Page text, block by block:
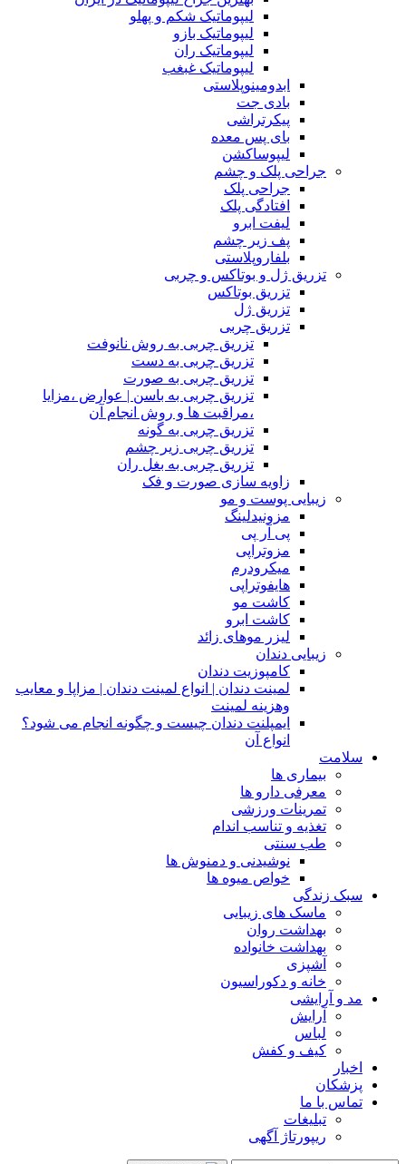
لیپوماتیک شکم و پهلو
لیپوماتیک بازو
لیپوماتیک ران
لیپوماتیک غبغب
ابدومینوپلاستی
بادی‌ جت
پیکرتراشی
بای پس معده
لیپوساکشن
جراحی پلک و چشم
جراحی پلک
افتادگی پلک
لیفت ابرو
پف زیر چشم
بلفاروپلاستی
تزریق ژل و بوتاکس و چربی
تزریق بوتاکس
تزریق ژل
تزریق چربی
تزریق چربی به روش نانوفت
تزریق چربی به دست
تزریق چربی به صورت
تزریق چربی به باسن | عوارض ،مزایا
،مراقبت ها و روش انجام آن
تزریق چربی به گونه
تزریق چربی زیر چشم
تزریق چربی به بغل ران
زاویه سازی صورت و فک
زیبایی پوست و مو
مزونیدلینگ
پی آر پی
مزوتراپی
میکرودرم
هایفوتراپی
کاشت مو
کاشت ابرو
لیزر موهای زائد
زیبایی دندان
کامپوزیت دندان
لمینت دندان | انواع لمینت دندان | مزاپا و معایب
وهزینه لمینت
ایمپلنت دندان چیست و چگونه انجام می شود؟
انواع آن
سلامت
بیماری ها
معرفی دارو ها
تمرینات ورزشی
تغذیه و تناسب اندام
طب سنتی
نوشیدنی و دمنوش ها
خواص میوه ها
سبک زندگی
ماسک های زیبایی
بهداشت روان
بهداشت خانواده
آشپزی
خانه و دکوراسیون
مد و آرایشی
آرایش
لباس
کیف و کفش
اخبار
پزشکان
تماس با ما
تبلیغات
ریپورتاژ آگهی